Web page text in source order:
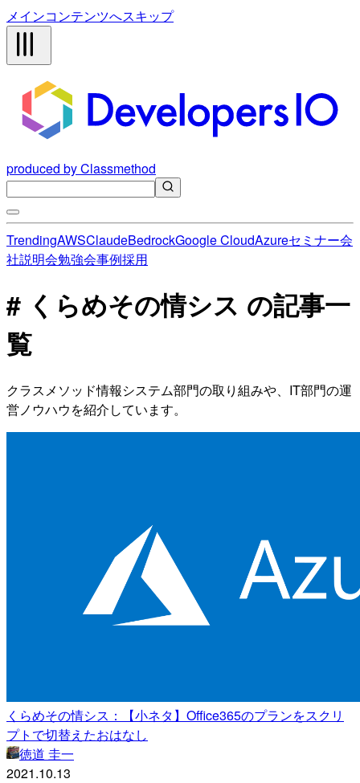
メインコンテンツへスキップ
produced by Classmethod
TrendingAWSClaudeBedrockGoogle CloudAzureセミナー会
社説明会勉強会事例採用
# くらめその情シス の記事一
覧
クラスメソッド情報システム部門の取り組みや、IT部門の運
営ノウハウを紹介しています。
くらめその情シス：【小ネタ】Office365のプランをスクリ
プトで切替えたおはなし
徳道 圭一
2021.10.13